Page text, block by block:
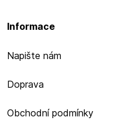
Informace
Napište nám
Doprava
Obchodní podmínky